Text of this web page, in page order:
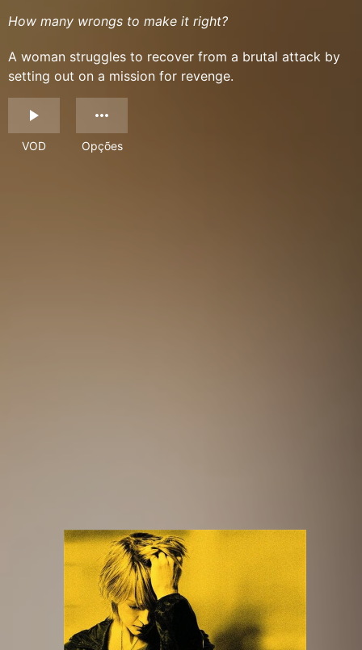
How many wrongs to make it right?
A woman struggles to recover from a brutal attack by
setting out on a mission for revenge.
VOD Opções